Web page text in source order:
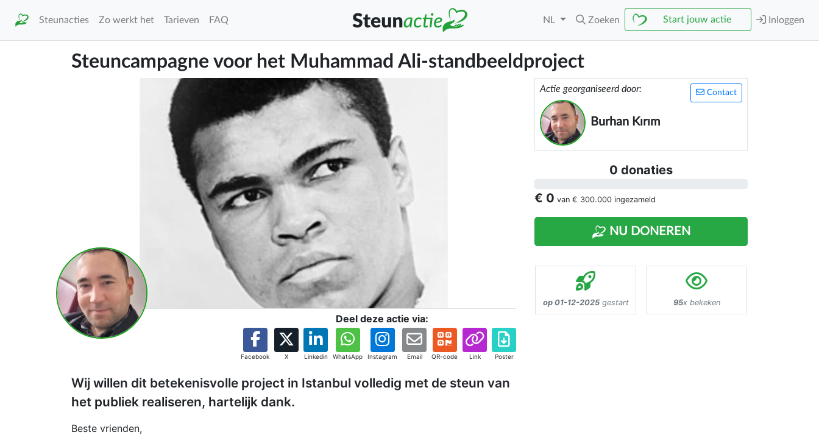
Steunacties Zo werkt het Tarieven FAQ NL Zoeken Start jouw actie Inloggen
Steuncampagne voor het Muhammad Ali-standbeeldproject
Deel deze actie via:
Facebook X Linkedin WhatsApp Instagram Email QR-code Link Poster
Wij willen dit betekenisvolle project in Istanbul volledig met de steun van
het publiek realiseren, hartelijk dank.
Beste vrienden,
Contact
Actie georganiseerd door:
Burhan Kırım
0 donaties
€ 0 van € 300.000 ingezameld
NU DONEREN
op 01-12-2025gestart 95x bekeken